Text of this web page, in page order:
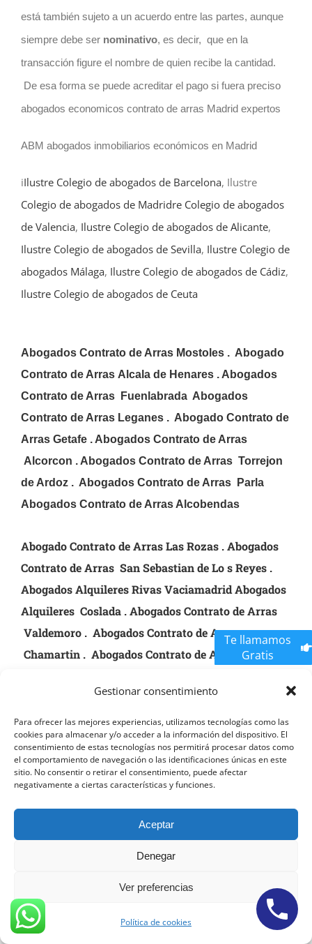
Gestionar consentimiento
Para ofrecer las mejores experiencias, utilizamos tecnologías como las
cookies para almacenar y/o acceder a la información del dispositivo. El
consentimiento de estas tecnologías nos permitirá procesar datos como
el comportamiento de navegación o las identificaciones únicas en este
sitio. No consentir o retirar el consentimiento, puede afectar
negativamente a ciertas características y funciones.
Aceptar
Denegar
Ver preferencias
Política de cookies
está también sujeto a un acuerdo entre las partes, aunque
siempre debe ser nominativo, es decir, que en la
transacción figure el nombre de quien recibe la cantidad.
De esa forma se puede acreditar el pago si fuera preciso
abogados economicos contrato de arras Madrid expertos
ABM abogados inmobiliarios económicos en Madrid
iIlustre Colegio de abogados de Barcelona, Ilustre
Colegio de abogados de Madridre Colegio de abogados
de Valencia, Ilustre Colegio de abogados de Alicante,
Ilustre Colegio de abogados de Sevilla, Ilustre Colegio de
abogados Málaga, Ilustre Colegio de abogados de Cádiz,
Ilustre Colegio de abogados de Ceuta
Abogados Contrato de ArrasMostoles . Abogado
Contrato de ArrasAlcala de Henares. Abogados
Contrato de Arras Fuenlabrada Abogados
Contrato de Arras Leganes. Abogado Contrato de
Arras Getafe . Abogados Contrato de Arras
Alcorcon . Abogados Contrato de Arras Torrejon
de Ardoz . Abogados Contrato de Arras Parla
Abogados Contrato de Arras Alcobendas
Abogado Contrato de ArrasLas Rozas . Abogados
Contrato de Arras San Sebastian de Lo s Reyes .
Abogados Alquileres Rivas Vaciamadrid Abogados
Alquileres Coslada .Abogados Contrato de Arras
Valdemoro . Abogados Contrato de Arras
Chamartin . Abogados Contrato de Arras Pente de
Abogados Contrato de Arras Barajas . Abogados
Contrato de Arras Fuencarral . AbogadosoContrato
de ArrasCiudad Lineal Abogados Contrato de
. Abogados Contrato de Arras Alcala .
Te llamamos
Gratis